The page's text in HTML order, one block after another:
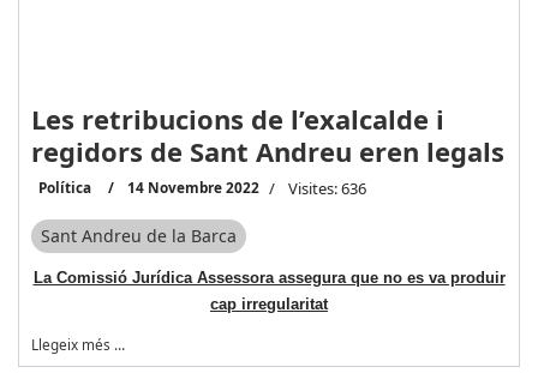
Les retribucions de l’exalcalde i
regidors de Sant Andreu eren legals
Política 14 Novembre 2022 Visites: 636
Sant Andreu de la Barca
La Comissió Jurídica Assessora assegura que no es va produir
cap irregularitat
Llegeix més …